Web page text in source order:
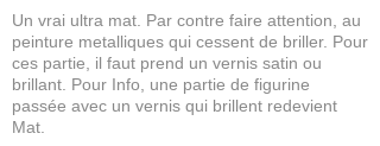
Un vrai ultra mat. Par contre faire attention, au
peinture metalliques qui cessent de briller. Pour
ces partie, il faut prend un vernis satin ou
brillant. Pour Info, une partie de figurine
passée avec un vernis qui brillent redevient
Mat.